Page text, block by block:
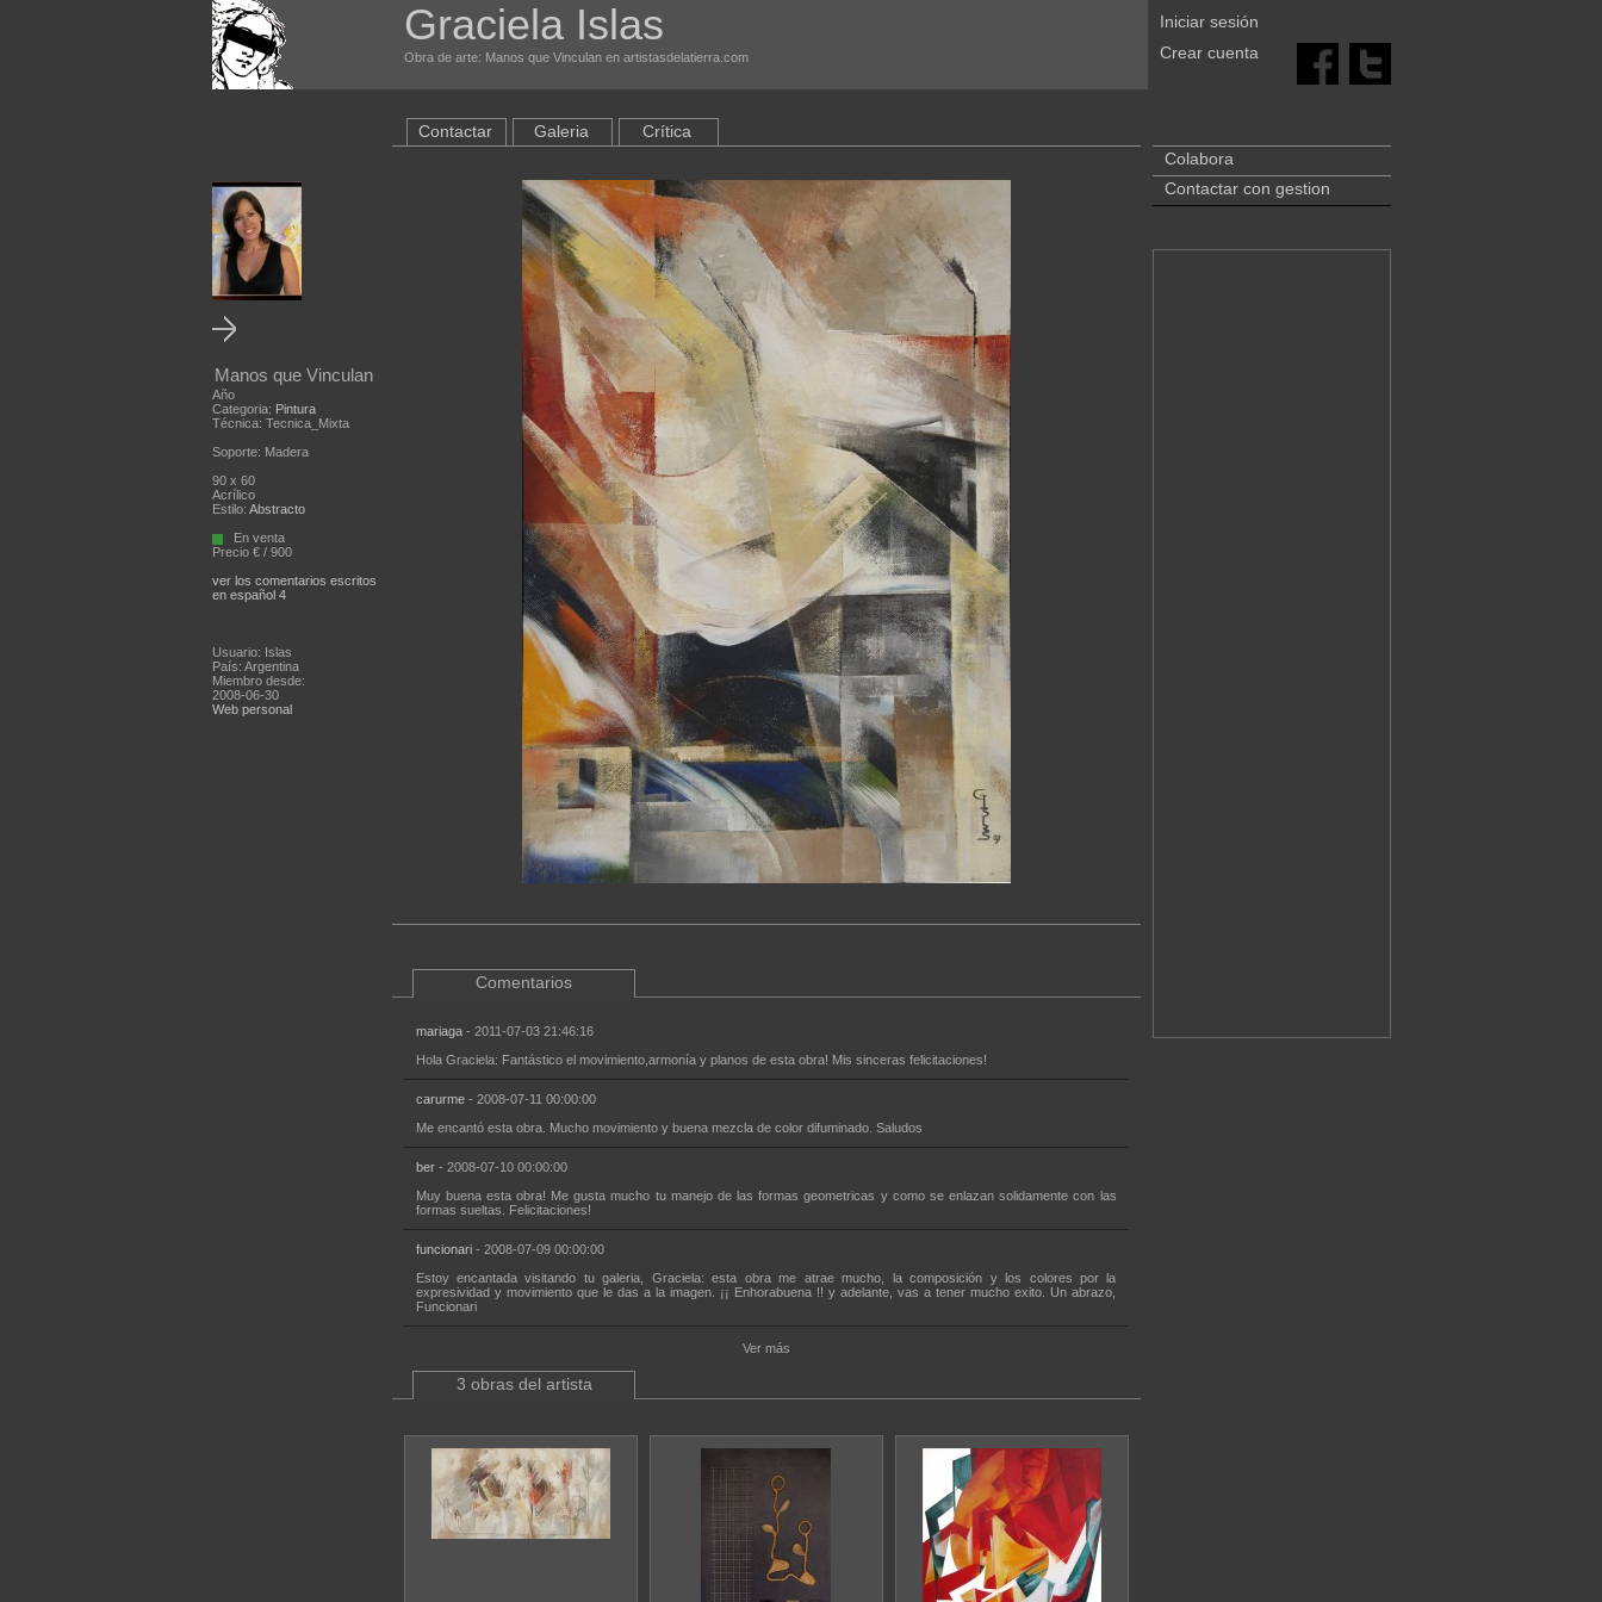
Graciela Islas
Obra de arte: Manos que Vinculan en artistasdelatierra.com
Iniciar sesión
Crear cuenta
Manos que Vinculan
Año
Categoria: Pintura
Técnica: Tecnica_Mixta
Soporte: Madera
90 x 60
Acrílico
Estilo: Abstracto
En venta
Precio € / 900
ver los comentarios escritos
en español 4
Usuario: Islas
País: Argentina
Miembro desde:
2008-06-30
Web personal
Contactar Galeria Crítica
Comentarios
mariaga- 2011-07-03 21:46:16
Hola Graciela: Fantástico el movimiento,armonía y planos de esta obra! Mis sinceras felicitaciones!
carurme- 2008-07-11 00:00:00
Me encantó esta obra. Mucho movimiento y buena mezcla de color difuminado. Saludos
ber- 2008-07-10 00:00:00
Muy buena esta obra! Me gusta mucho tu manejo de las formas geometricas y como se enlazan solidamente con las
formas sueltas. Felicitaciones!
funcionari- 2008-07-09 00:00:00
Estoy encantada visitando tu galeria, Graciela: esta obra me atrae mucho, la composición y los colores por la
expresividad y movimiento que le das a la imagen. ¡¡ Enhorabuena !! y adelante, vas a tener mucho exito. Un abrazo,
Funcionari
Ver más
3 obras del artista
Colabora
Contactar con gestion